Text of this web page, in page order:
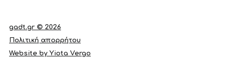
gadt.gr © 2026
Πολιτική απορρήτου
Website by Yiota Vergo